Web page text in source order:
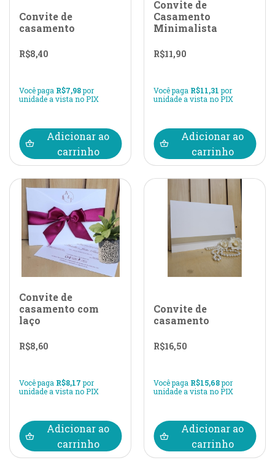
Convite de
casamento
R$8,40
Você paga R$7,98por
unidade a vista no PIX
Adicionar ao
carrinho
Convite de
Casamento
Minimalista
R$11,90
Você paga R$11,31 por
unidade a vista no PIX
Adicionar ao
carrinho
Convite de
casamento com
laço
R$8,60
Você paga R$8,17 por
unidade a vista no PIX
Adicionar ao
carrinho
Convite de
casamento
R$16,50
Você paga R$15,68por
unidade a vista no PIX
Adicionar ao
carrinho